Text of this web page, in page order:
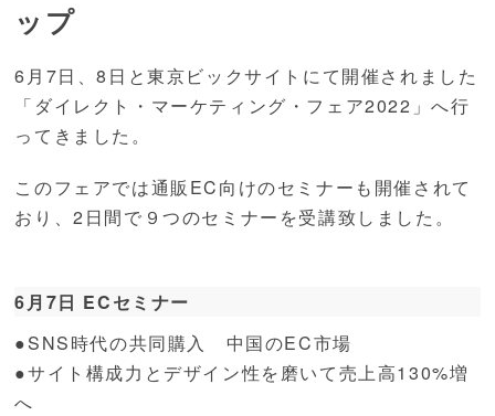
ップ
6月7日、8日と東京ビックサイトにて開催されました
「ダイレクト・マーケティング・フェア2022」へ行
ってきました。
このフェアでは通販EC向けのセミナーも開催されて
おり、2日間で９つのセミナーを受講致しました。
6月7日 ECセミナー
●SNS時代の共同購入 中国のEC市場
●サイト構成力とデザイン性を磨いて売上高130%増
へ